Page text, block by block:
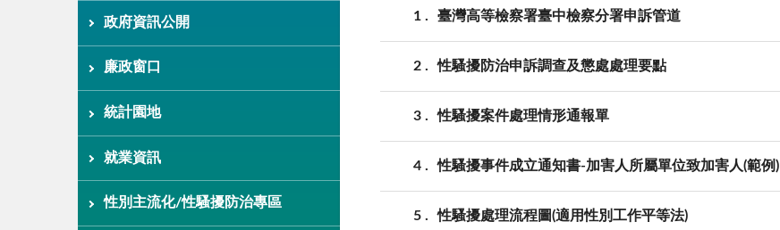
政府資訊公開
廉政窗口
統計園地
就業資訊
性別主流化/性騷擾防治專區
1 臺灣高等檢察署臺中檢察分署申訴管道
2 性騷擾防治申訴調查及懲處處理要點
3 性騷擾案件處理情形通報單
4 性騷擾事件成立通知書-加害人所屬單位致加害人(範例)
5 性騷擾處理流程圖(適用性別工作平等法)